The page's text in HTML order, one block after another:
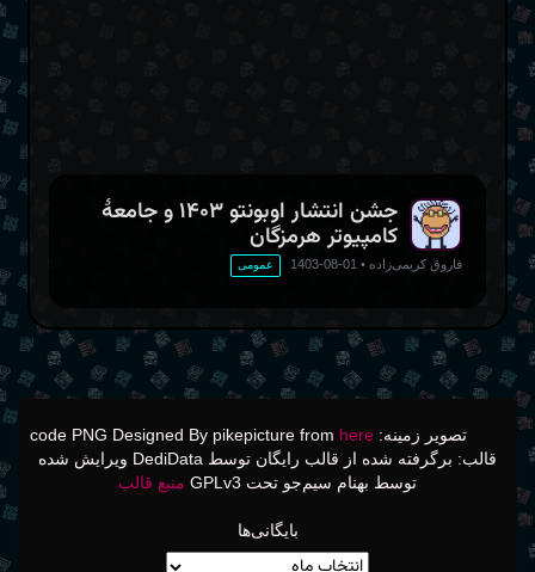
جشن انتشار اوبونتو ۱۴۰۳ و جامعهٔ
کامپیوتر هرمزگان
فاروق کریمی‌زاده •
01-08-1403 عمومی
تصویر زمینه: code PNG Designed By pikepicture from here
قالب: برگرفته شده از قالب رایگان توسط DediData ویرایش شده
توسط بهنام سیم‌جو تحت GPLv3
منبع قالب
بایگانی‌ها